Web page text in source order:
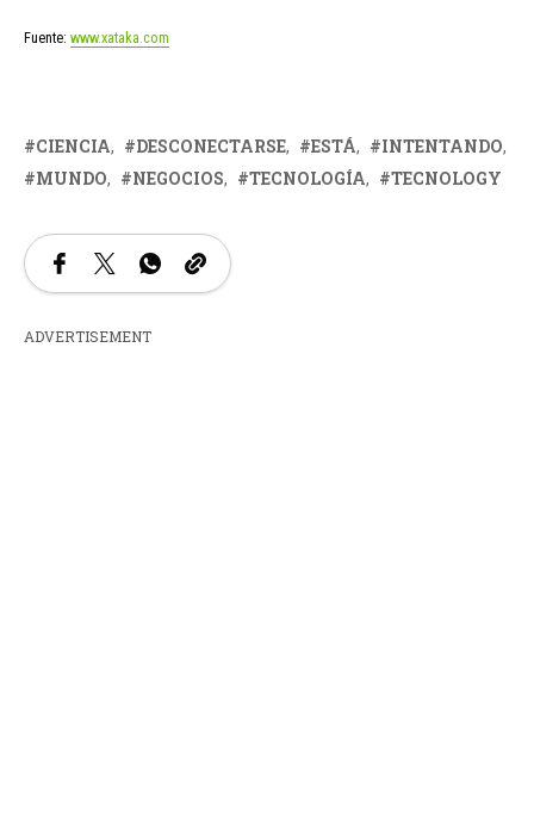
Fuente: www.xataka.com
CIENCIA DESCONECTARSE ESTÁ
INTENTANDO
MUNDO
NEGOCIOS TECNOLOGÍA TECNOLOGY
ADVERTISEMENT